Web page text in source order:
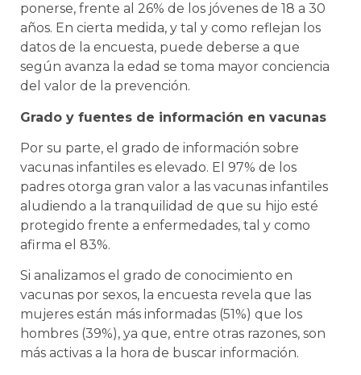
ponerse, frente al 26% de los jóvenes de 18 a 30
años. En cierta medida, y tal y como reflejan los
datos de la encuesta, puede deberse a que
según avanza la edad se toma mayor conciencia
del valor de la prevención.
Grado y fuentes de información en vacunas
Por su parte, el grado de información sobre
vacunas infantiles es elevado. El 97% de los
padres otorga gran valor a las vacunas infantiles
aludiendo a la tranquilidad de que su hijo esté
protegido frente a enfermedades, tal y como
afirma el 83%.
Si analizamos el grado de conocimiento en
vacunas por sexos, la encuesta revela que las
mujeres están más informadas (51%) que los
hombres (39%), ya que, entre otras razones, son
más activas a la hora de buscar información.